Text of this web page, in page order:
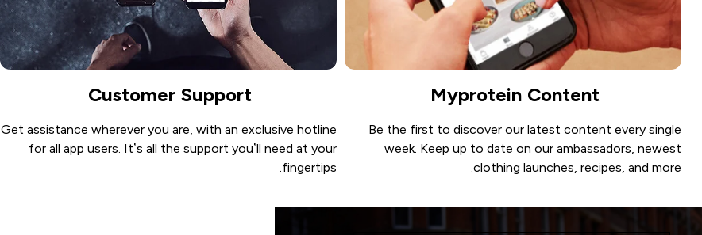
Myprotein Content
Be the first to discover our latest content every single
week. Keep up to date on our ambassadors, newest
clothing launches, recipes, and more.
Customer Support
Get assistance wherever you are, with an exclusive hotline
for all app users. It’s all the support you’ll need at your
fingertips.